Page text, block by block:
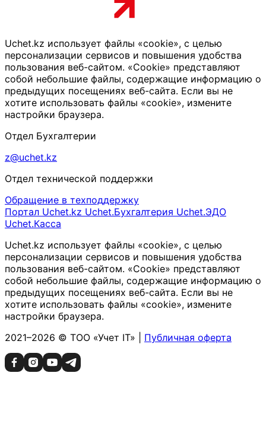
Uchet.kz использует файлы «cookie», с целью
персонализации сервисов и повышения удобства
пользования веб-сайтом. «Cookie» представляют
собой небольшие файлы, содержащие информацию о
предыдущих посещениях веб-сайта. Если вы не
хотите использовать файлы «cookie», измените
настройки браузера.
Отдел Бухгалтерии
z@uchet.kz
Отдел технической поддержки
Обращение в техподдержку
Портал Uchet.kz Uchet.Бухгалтерия Uchet.ЭДО
Uchet.Касса
Uchet.kz использует файлы «cookie», с целью
персонализации сервисов и повышения удобства
пользования веб-сайтом. «Cookie» представляют
собой небольшие файлы, содержащие информацию о
предыдущих посещениях веб-сайта. Если вы не
хотите использовать файлы «cookie», измените
настройки браузера.
2021–2026 © ТОО «Учет IT» | Публичная оферта